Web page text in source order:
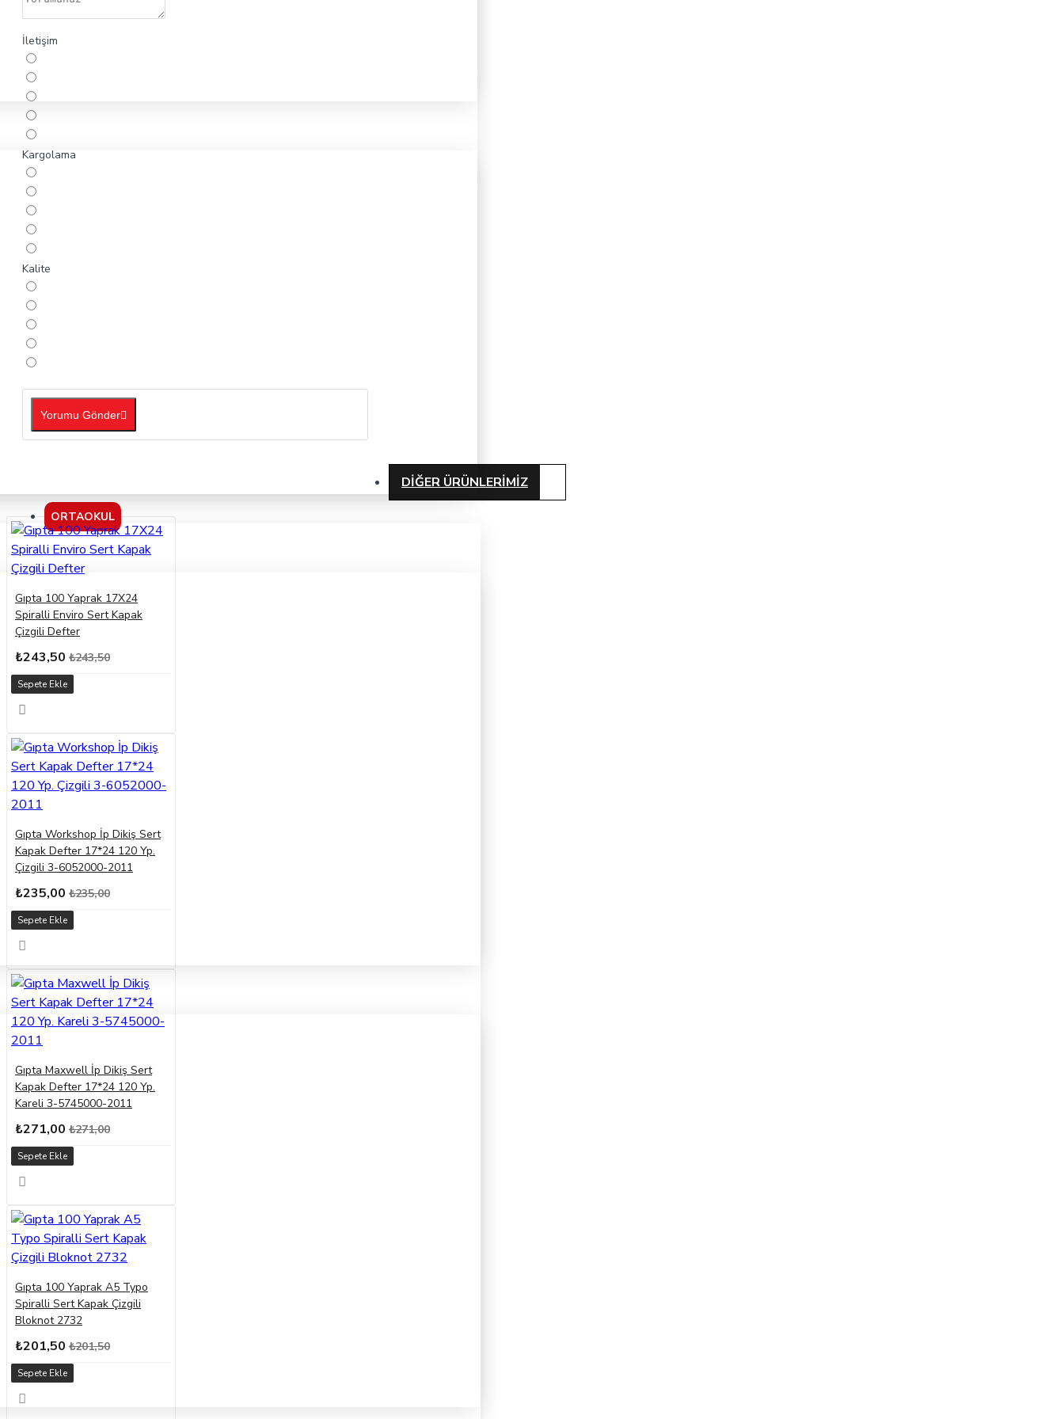
ORTAOKUL
İletişim
Kargolama
Kalite
Yorumu Gönder
DIĞER ÜRÜNLERIMIZ
Gıpta 100 Yaprak 17X24
Spiralli Enviro Sert Kapak
Çizgili Defter
₺243,50 ₺243,50
Sepete Ekle
Gıpta Workshop İp Dikiş Sert
Kapak Defter 17*24 120 Yp.
Çizgili 3-6052000-2011
₺235,00 ₺235,00
Sepete Ekle
Gıpta Maxwell İp Dikiş Sert
Kapak Defter 17*24 120 Yp.
Kareli 3-5745000-2011
₺271,00 ₺271,00
Sepete Ekle
Gıpta 100 Yaprak A5 Typo
Spiralli Sert Kapak Çizgili
Bloknot 2732
₺201,50 ₺201,50
Sepete Ekle